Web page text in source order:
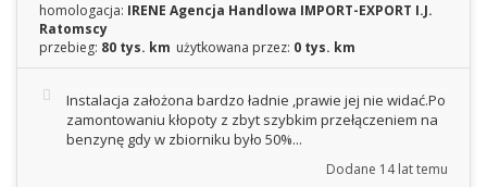
homologacja: IRENE Agencja Handlowa IMPORT-EXPORT I.J.
Ratomscy
przebieg: 80 tys. km użytkowana przez: 0 tys. km
Instalacja założona bardzo ładnie ,prawie jej nie widać.Po
zamontowaniu kłopoty z zbyt szybkim przełączeniem na
benzynę gdy w zbiorniku było 50%...
Dodane 14 lat temu